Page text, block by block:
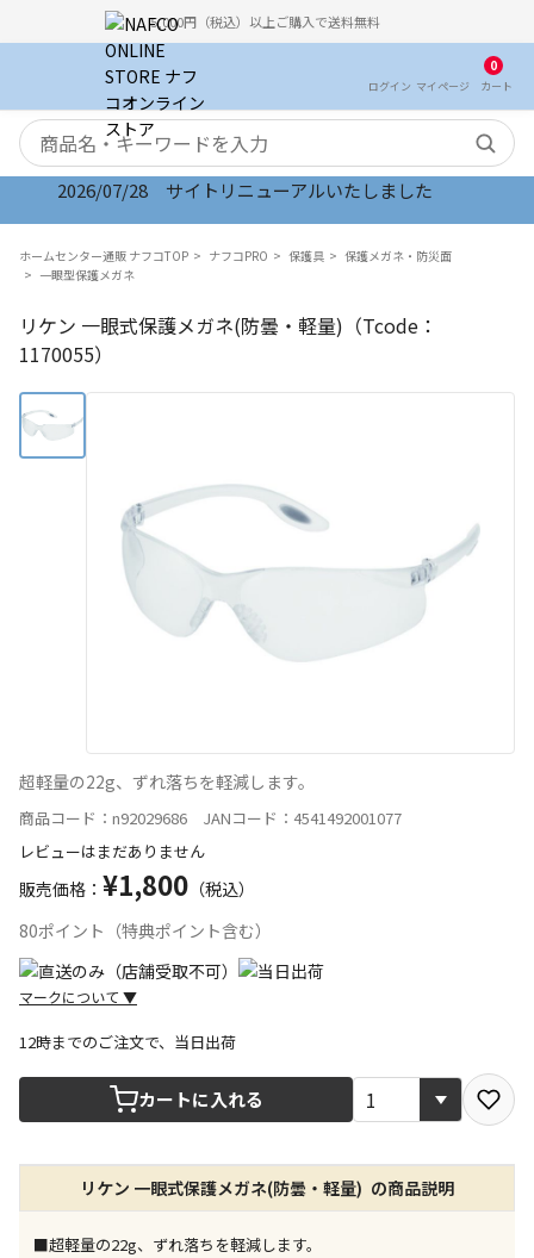
5,000円（税込）以上ご購入で送料無料
ログイン マイ ページ
0
カート
検索キーワード
2026/07/28 サイトリニューアルいたしました
ホームセンター通販 ナフコTOP ナフコPRO 保護具
保護メガネ・防災面
一眼型保護メガネ
リケン 一眼式保護メガネ(防曇・軽量)（Tcode：
1170055）
超軽量の22g、ずれ落ちを軽減します。
商品コード：n92029686 JANコード：4541492001077
レビューはまだありません
販売価格： ¥1,800 （税込）
80ポイント（特典ポイント含む）
マークについて ▼
宅配や店舗受取を選択できる商品です
店舗のみで受取できる商品です（宅配便でのお届けが
できません）
※同時購入の商品は、全て同じ店舗での受取となりま
す
12時までのご注文で、当日出荷
カートに入れる
リケン 一眼式保護メガネ(防曇・軽量) の商品説明
■超軽量の22g、ずれ落ちを軽減します。